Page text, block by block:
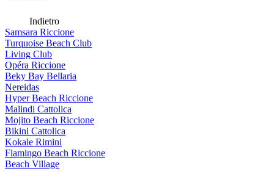
Indietro
Samsara Riccione
Turquoise Beach Club
Living Club
Opéra Riccione
Beky Bay Bellaria
Nereidas
Hyper Beach Riccione
Malindi Cattolica
Mojito Beach Riccione
Bikini Cattolica
Kokale Rimini
Flamingo Beach Riccione
Beach Village